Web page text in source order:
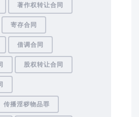
著作权转让合同
寄存合同
借调合同
股权转让合同
传播淫秽物品罪